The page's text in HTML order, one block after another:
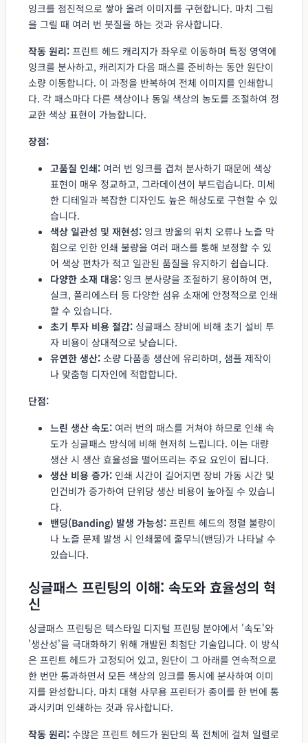
잉크를 점진적으로 쌓아 올려 이미지를 구현합니다. 마치 그림
을 그릴 때 여러 번 붓질을 하는 것과 유사합니다.
작동 원리: 프린트 헤드 캐리지가 좌우로 이동하며 특정 영역에
잉크를 분사하고, 캐리지가 다음 패스를 준비하는 동안 원단이
소량 이동합니다. 이 과정을 반복하여 전체 이미지를 인쇄합니
다. 각 패스마다 다른 색상이나 동일 색상의 농도를 조절하여 정
교한 색상 표현이 가능합니다.
장점:
고품질 인쇄: 여러 번 잉크를 겹쳐 분사하기 때문에 색상
표현이 매우 정교하고, 그라데이션이 부드럽습니다. 미세
한 디테일과 복잡한 디자인도 높은 해상도로 구현할 수 있
습니다.
색상 일관성 및 재현성: 잉크 방울의 위치 오류나 노즐 막
힘으로 인한 인쇄 불량을 여러 패스를 통해 보정할 수 있
어 색상 편차가 적고 일관된 품질을 유지하기 쉽습니다.
다양한 소재 대응: 잉크 분사량을 조절하기 용이하여 면,
실크, 폴리에스터 등 다양한 섬유 소재에 안정적으로 인쇄
할 수 있습니다.
초기 투자 비용 절감: 싱글패스 장비에 비해 초기 설비 투
자 비용이 상대적으로 낮습니다.
유연한 생산: 소량 다품종 생산에 유리하며, 샘플 제작이
나 맞춤형 디자인에 적합합니다.
단점:
느린 생산 속도: 여러 번의 패스를 거쳐야 하므로 인쇄 속
도가 싱글패스 방식에 비해 현저히 느립니다. 이는 대량
생산 시 생산 효율성을 떨어뜨리는 주요 요인이 됩니다.
생산 비용 증가: 인쇄 시간이 길어지면 장비 가동 시간 및
인건비가 증가하여 단위당 생산 비용이 높아질 수 있습니
다.
밴딩(Banding) 발생 가능성: 프린트 헤드의 정렬 불량이
나 노즐 문제 발생 시 인쇄물에 줄무늬(밴딩)가 나타날 수
있습니다.
싱글패스 프린팅의 이해: 속도와 효율성의 혁
신
싱글패스 프린팅은 텍스타일 디지털 프린팅 분야에서 '속도'와
'생산성'을 극대화하기 위해 개발된 최첨단 기술입니다. 이 방식
은 프린트 헤드가 고정되어 있고, 원단이 그 아래를 연속적으로
한 번만 통과하면서 모든 색상의 잉크를 동시에 분사하여 이미
지를 완성합니다. 마치 대형 사무용 프린터가 종이를 한 번에 통
과시키며 인쇄하는 것과 유사합니다.
작동 원리: 수많은 프린트 헤드가 원단의 폭 전체에 걸쳐 일렬로